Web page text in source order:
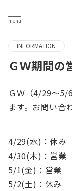
menu
INFORMATION
ＧＷ期間の
ＧＷ（4/29～5/
ます。お問い合
4/29(水)：休み
4/30(木)：営業
5/1(金)：営業
5/2(土)：休み